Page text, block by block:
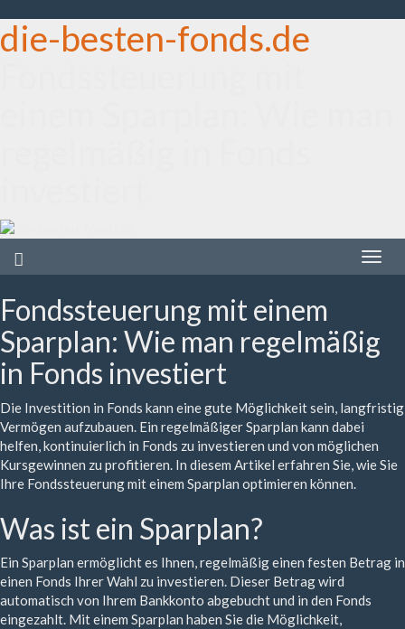
die-besten-fonds.de
Toggle
Fondssteuerung mit einem
Sparplan: Wie man regelmäßig
in Fonds investiert
Die Investition in Fonds kann eine gute Möglichkeit sein, langfristig
Vermögen aufzubauen. Ein regelmäßiger Sparplan kann dabei
helfen, kontinuierlich in Fonds zu investieren und von möglichen
Kursgewinnen zu profitieren. In diesem Artikel erfahren Sie, wie Sie
Ihre Fondssteuerung mit einem Sparplan optimieren können.
Was ist ein Sparplan?
Ein Sparplan ermöglicht es Ihnen, regelmäßig einen festen Betrag in
einen Fonds Ihrer Wahl zu investieren. Dieser Betrag wird
automatisch von Ihrem Bankkonto abgebucht und in den Fonds
eingezahlt. Mit einem Sparplan haben Sie die Möglichkeit,